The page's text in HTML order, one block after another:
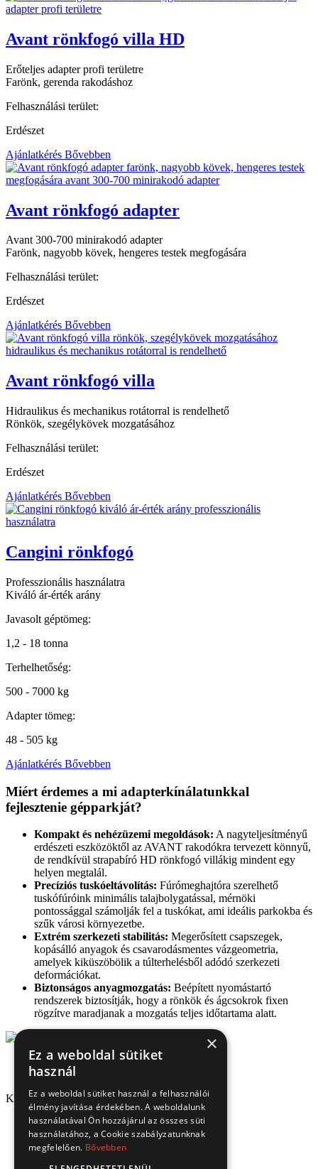
Avant rönkfogó villa HD
Erőteljes adapter profi területre
Farönk, gerenda rakodáshoz
Felhasználási terület:
Erdészet
Ajánlatkérés Bővebben
Avant rönkfogó adapter
Avant 300-700 minirakodó adapter
Farönk, nagyobb kövek, hengeres testek megfogására
Felhasználási terület:
Erdészet
Ajánlatkérés Bővebben
Avant rönkfogó villa
Hidraulikus és mechanikus rotátorral is rendelhető
Rönkök, szegélykövek mozgatásához
Felhasználási terület:
Erdészet
Ajánlatkérés Bővebben
Cangini rönkfogó
Professzionális használatra
Kiváló ár-érték arány
Javasolt géptömeg:
1,2 - 18 tonna
Terhelhetőség:
500 - 7000 kg
Adapter tömeg:
48 - 505 kg
Ajánlatkérés Bővebben
Miért érdemes a mi adapterkínálatunkkal
fejlesztenie gépparkját?
Kompakt és nehézüzemi megoldások: A nagyteljesítményű
erdészeti eszközöktől az AVANT rakodókra tervezett könnyű,
de rendkívül strapabíró HD rönkfogó villákig mindent egy
helyen megtalál.
Precíziós tuskóeltávolítás: Fúrómeghajtóra szerelhető
tuskófúróink minimális talajbolygatással, mérnöki
pontossággal számolják fel a tuskókat, ami ideális parkokba és
szűk városi környezetbe.
Extrém szerkezeti stabilitás: Megerősített csapszegek,
kopásálló anyagok és csavarodásmentes vázgeometria,
amelyek kiküszöbölik a túlterhelésből adódó szerkezeti
deformációkat.
Biztonságos anyagmozgatás: Beépített nyomástartó
rendszerek biztosítják, hogy a rönkök és ágcsokrok fixen
rögzítve maradjanak a mozgatás teljes időtartama alatt.
Kapcsolat
1151 Budapest, Mélyfúró u. 2/E.
3070 Bátonyterenye, Ózdi út 15.
8693 Lengyeltóti, Fonyódi u. 10.
4220 Hajdúböszörmény, Bánság Tér 8.
×
Ez a weboldal sütiket
használ
Ez a weboldal sütiket használ a felhasználói
élmény javítása érdekében. A weboldalunk
használatával Ön hozzájárul az összes süti
használatához, a Cookie szabályzatunknak
megfelelően. Bővebben